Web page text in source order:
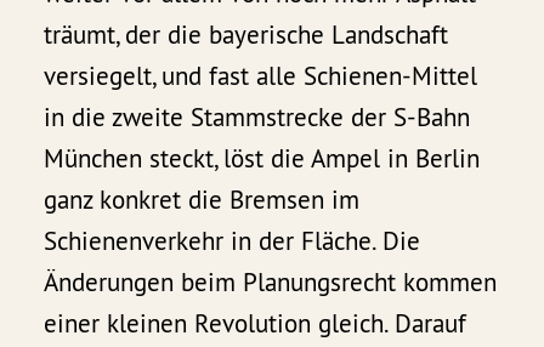
träumt, der die bayerische Landschaft
versiegelt, und fast alle Schienen-Mittel
in die zweite Stammstrecke der S-Bahn
München steckt, löst die Ampel in Berlin
ganz konkret die Bremsen im
Schienenverkehr in der Fläche. Die
Änderungen beim Planungsrecht kommen
einer kleinen Revolution gleich. Darauf